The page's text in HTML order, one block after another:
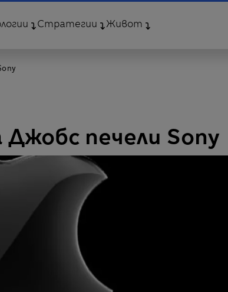
Стратегии Живот
печели Sony